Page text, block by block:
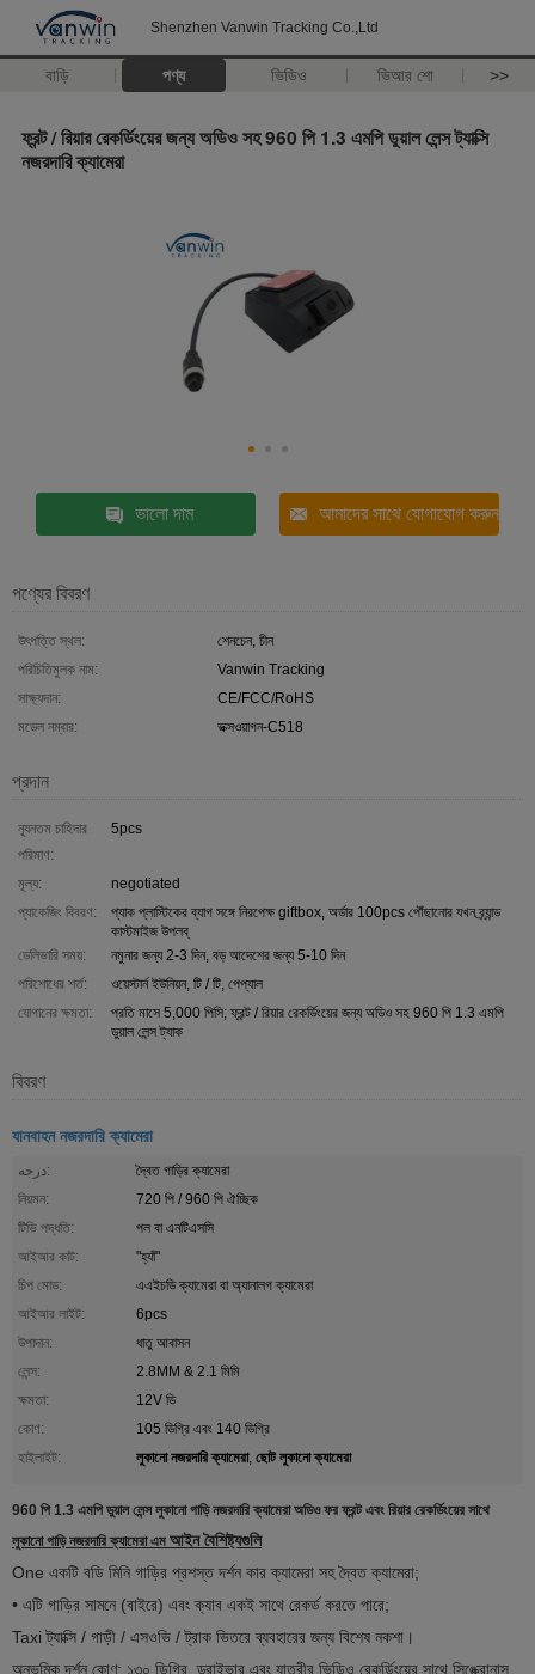
Shenzhen Vanwin Tracking Co.,Ltd
বাড়ি পণ্য ভিডিও ভিআর শো >>
ফ্রন্ট / রিয়ার রেকর্ডিংয়ের জন্য অডিও সহ 960 পি 1.3 এমপি ডুয়াল লেন্স ট্যাক্সি
নজরদারি ক্যামেরা
ভালো দাম আমাদের সাথে যোগাযোগ করুন
পণ্যের বিবরণ
উৎপত্তি স্থল:
শেনচেন, চীন
পরিচিতিমুলক নাম:
Vanwin Tracking
সাক্ষ্যদান:
CE/FCC/RoHS
মডেল নম্বার:
ভক্সওয়াগন-C518
প্রদান
ন্যূনতম চাহিদার
পরিমাণ:
5pcs
মূল্য:
negotiated
প্যাকেজিং বিবরণ:
প্যাক প্লাস্টিকের ব্যাগ সঙ্গে নিরপেক্ষ giftbox, অর্ডার 100pcs পৌঁছানোর যখন ব্র্যান্ড
কাস্টমাইজ উপলব্
ডেলিভারি সময়:
নমুনার জন্য 2-3 দিন, বড় আদেশের জন্য 5-10 দিন
পরিশোধের শর্ত:
ওয়েস্টার্ন ইউনিয়ন, টি / টি, পেপ্যাল
যোগানের ক্ষমতা:
প্রতি মাসে 5,000 পিসি; ফ্রন্ট / রিয়ার রেকর্ডিংয়ের জন্য অডিও সহ 960 পি 1.3 এমপি
ডুয়াল লেন্স ট্যাক
বিবরণ
যানবাহন নজরদারি ক্যামেরা
درجه:
দ্বৈত গাড়ির ক্যামেরা
নিয়মন:
720 পি / 960 পি ঐচ্ছিক
টিভি পদ্ধতি:
পল বা এনটিএসসি
আইআর কাট:
"হ্যাঁ"
চিপ মোড:
এএইচডি ক্যামেরা বা অ্যানালগ ক্যামেরা
আইআর লাইট:
6pcs
উপাদান:
ধাতু আবাসন
লেন্স:
2.8MM & 2.1 মিমি
ক্ষমতা:
12V ডি
কোণ:
105 ডিগ্রি এবং 140 ডিগ্রি
হাইলাইট:
লুকানো নজরদারি ক্যামেরা, ছোট লুকানো ক্যামেরা
960 পি 1.3 এমপি ডুয়াল লেন্স লুকানো গাড়ি নজরদারি ক্যামেরা অডিও ফর ফ্রন্ট এবং রিয়ার রেকর্ডিংয়ের সাথে
লুকানো গাড়ি নজরদারি ক্যামেরা এম আইন বৈশিষ্ট্যগুলি
One একটি বডি মিনি গাড়ির প্রশস্ত দর্শন কার ক্যামেরা সহ দ্বৈত ক্যামেরা;
• এটি গাড়ির সামনে (বাইরে) এবং ক্যাব একই সাথে রেকর্ড করতে পারে;
Taxi ট্যাক্সি / গাড়ী / এসওভি / ট্রাক ভিতরে ব্যবহারের জন্য বিশেষ নকশা।
অনুভূমিক দর্শন কোণ: ১৩০ ডিগ্রি, ড্রাইভার এবং যাত্রীর ভিডিও রেকর্ডিংয়ের সাথে সিঙ্ক্রোনাস